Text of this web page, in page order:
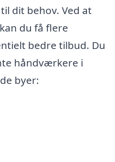
dit behov. Ved at
du få flere
bedre tilbud. Du
håndværkere i
byer: